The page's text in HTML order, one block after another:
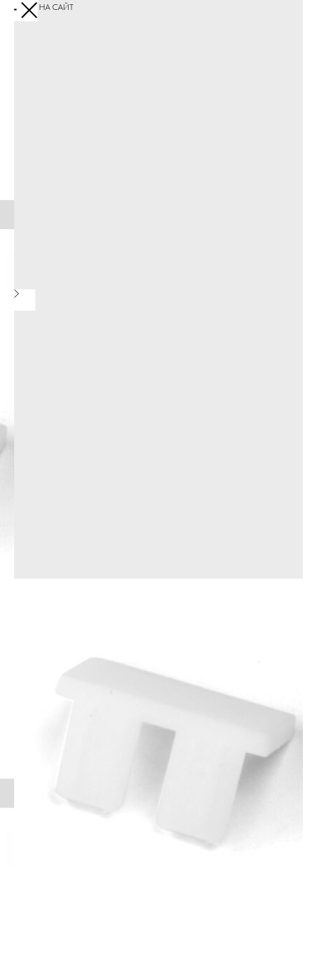
ПЕРЕЙТИ НА САЙТ